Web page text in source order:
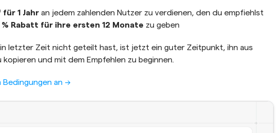
für 1 Jahr an jedem zahlenden Nutzer zu verdienen, den du empfiehlst
% Rabatt für ihre ersten 12 Monate zu geben
in letzter Zeit nicht geteilt hast, ist jetzt ein guter Zeitpunkt, ihn aus
kopieren und mit dem Empfehlen zu beginnen.
an ->